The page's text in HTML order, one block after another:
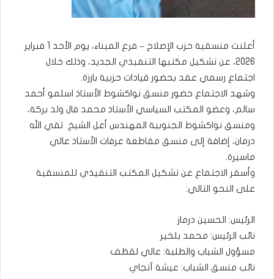
أعلنت منسقية حزب الإصلاح – فرع الميناء، يوم الأحد 1 فبراير
2026، عن تشكيل مكتبها التنفيذي الجديد، وذلك خلال
اجتماع رسمي عقد بحضور قيادات حزبية بارزة.
وشهد الاجتماع حضور منسق نواكشوط الأستاذ اسلمو أحمد
سالم، وعضو المكتب السياسي الأستاذ محمد فال ولد بركة،
ومنسق نواكشوط الجنوبية المهندس أعل الشيخ تقي الله
درمان، إضافة إلى منسق مقاطعة عرفات الأستاذ عالي
ماسيرة.
وأسفر الاجتماع عن تشكيل المكتب التنفيذي للمنسقية
على النحو التالي:
الرئيس: الحسين درماز
نائب الرئيس: محمد بلخير
مسؤول الشباب والطلبة: عالي لقظف
نائب منسق الشباب: عيشة آنجاي